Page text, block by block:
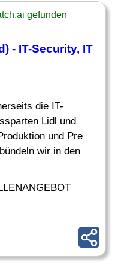
gefunden
- IT-Security, IT
die IT-
Lidl und
und Pre
wir in den